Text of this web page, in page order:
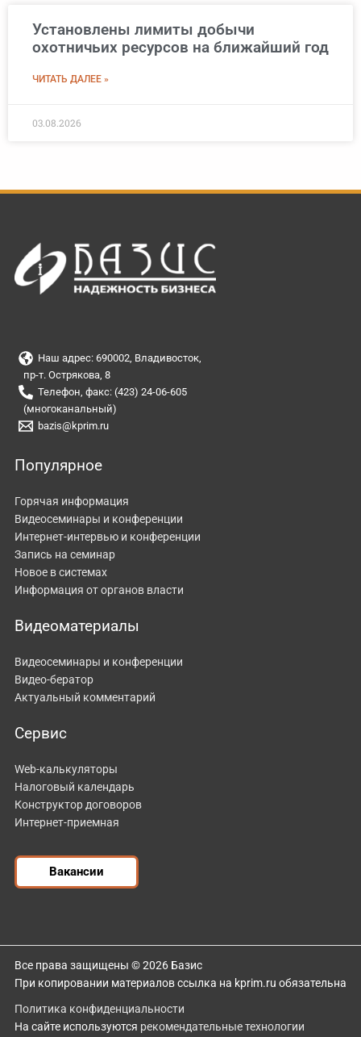
Установлены лимиты добычи
охотничьих ресурсов на ближайший год
ЧИТАТЬ ДАЛЕЕ »
03.08.2026
Наш адрес: 690002, Владивосток,
пр-т. Острякова, 8
Телефон, факс: (423) 24-06-605
(многоканальный)
bazis@kprim.ru
Популярное
Горячая информация
Видеосеминары и конференции
Интернет-интервью и конференции
Запись на семинар
Новое в системах
Информация от органов власти
Видеоматериалы
Видеосеминары и конференции
Видео-бератор
Актуальный комментарий
Сервис
Web-калькуляторы
Налоговый календарь
Конструктор договоров
Интернет-приемная
Вакансии
Все права защищены © 2026 Базис
При копировании материалов ссылка на kprim.ru обязательна
Политика конфиденциальности
На сайте используются рекомендательные технологии